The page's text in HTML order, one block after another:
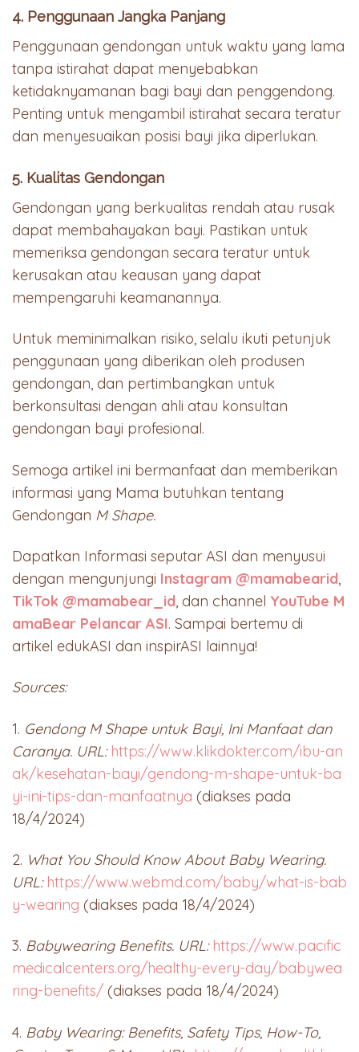
4. Penggunaan Jangka Panjang
Penggunaan gendongan untuk waktu yang lama
tanpa istirahat dapat menyebabkan
ketidaknyamanan bagi bayi dan penggendong.
Penting untuk mengambil istirahat secara teratur
dan menyesuaikan posisi bayi jika diperlukan.
5. Kualitas Gendongan
Gendongan yang berkualitas rendah atau rusak
dapat membahayakan bayi. Pastikan untuk
memeriksa gendongan secara teratur untuk
kerusakan atau keausan yang dapat
mempengaruhi keamanannya.
Untuk meminimalkan risiko, selalu ikuti petunjuk
penggunaan yang diberikan oleh produsen
gendongan, dan pertimbangkan untuk
berkonsultasi dengan ahli atau konsultan
gendongan bayi profesional.
Semoga artikel ini bermanfaat dan memberikan
informasi yang Mama butuhkan tentang
Gendongan M Shape.
Dapatkan Informasi seputar ASI dan menyusui
dengan mengunjungi Instagram @mamabearid,
TikTok @mamabear_id, dan channel YouTube M
amaBear Pelancar ASI. Sampai bertemu di
artikel edukASI dan inspirASI lainnya!
Sources:
1. Gendong M Shape untuk Bayi, Ini Manfaat dan
Caranya. URL: https://www.klikdokter.com/ibu-an
ak/kesehatan-bayi/gendong-m-shape-untuk-ba
yi-ini-tips-dan-manfaatnya (diakses pada
18/4/2024)
2. What You Should Know About Baby Wearing.
URL: https://www.webmd.com/baby/what-is-bab
y-wearing (diakses pada 18/4/2024)
3. Babywearing Benefits. URL: https://www.pacific
medicalcenters.org/healthy-every-day/babywea
ring-benefits/ (diakses pada 18/4/2024)
4. Baby Wearing: Benefits, Safety Tips, How-To,